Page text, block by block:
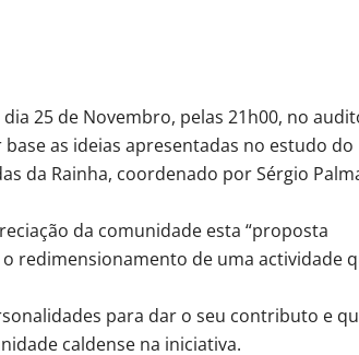
25 de Novembro, pelas 21h00, no
as ideias apresentadas no estudo do
da Rainha, coordenado por Sérgio
da comunidade esta “proposta
redimensionamento de uma actividade
para dar o seu contributo e
caldense na iniciativa.